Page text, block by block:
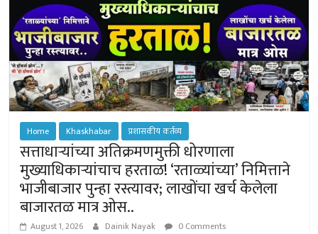
Home Khaskhabar प्रशासकीय कर्तव्य
सत्ताधार्‍यांच्या अतिक्रमणमुक्ती धोरणाला
मुख्याधिकार्‍यांचाच हरताळ! ‘रताळ्यांच्या’ निमित्ताने
भाजीबाजार पुन्हा रस्त्यावर; लाखोंचा खर्च केलेला
बाजारतळ मात्र ओस..
August 1, 2026 Dainik Nayak 0 Comments